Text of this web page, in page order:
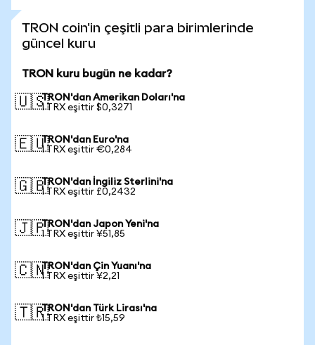
TRON coin'in çeşitli para birimlerinde
güncel kuru
TRON kuru bugün ne kadar?
🇺🇸TRON'dan Amerikan Doları'na
1 TRX eşittir $0,3271
🇪🇺TRON'dan Euro'na
1 TRX eşittir €0,284
🇬🇧TRON'dan İngiliz Sterlini'na
1 TRX eşittir £0,2432
🇯🇵TRON'dan Japon Yeni'na
1 TRX eşittir ¥51,85
🇨🇳TRON'dan Çin Yuanı'na
1 TRX eşittir ¥2,21
🇹🇷TRON'dan Türk Lirası'na
1 TRX eşittir ₺15,59